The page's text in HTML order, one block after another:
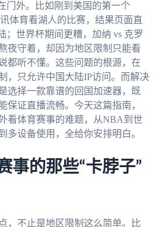
门外。比如刚到美国的第一个
体育看湖人的比赛，结果页面直
；世界杯期间更糟，加纳 vs 克罗
夜守着，却因为地区限制只能看
都听不懂。这些问题的根源，在
，只允许中国大陆IP访问。而解决
选择一款靠谱的回国加速器，既
保证直播流畅。今天这篇指南，
看体育赛事的难题，从NBA到世
多设备使用，全给你安排明白。
事的那些“卡脖子”
，不止是地区限制这么简单。比